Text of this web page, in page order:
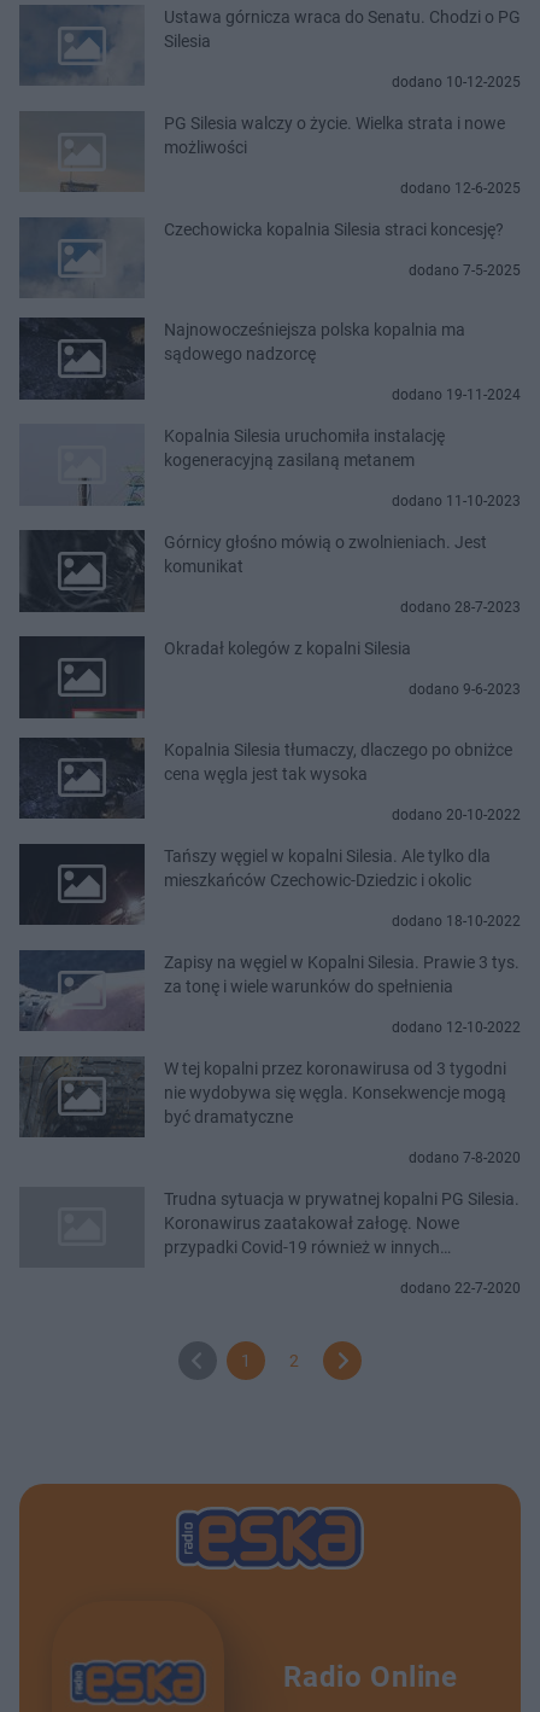
Ustawa górnicza wraca do Senatu. Chodzi o PG
Silesia
dodano 10-12-2025
PG Silesia walczy o życie. Wielka strata i nowe
możliwości
dodano 12-6-2025
Czechowicka kopalnia Silesia straci koncesję?
dodano 7-5-2025
Najnowocześniejsza polska kopalnia ma
sądowego nadzorcę
dodano 19-11-2024
Kopalnia Silesia uruchomiła instalację
kogeneracyjną zasilaną metanem
dodano 11-10-2023
Górnicy głośno mówią o zwolnieniach. Jest
komunikat
dodano 28-7-2023
Okradał kolegów z kopalni Silesia
dodano 9-6-2023
Kopalnia Silesia tłumaczy, dlaczego po obniżce
cena węgla jest tak wysoka
dodano 20-10-2022
Tańszy węgiel w kopalni Silesia. Ale tylko dla
mieszkańców Czechowic-Dziedzic i okolic
dodano 18-10-2022
Zapisy na węgiel w Kopalni Silesia. Prawie 3 tys.
za tonę i wiele warunków do spełnienia
dodano 12-10-2022
W tej kopalni przez koronawirusa od 3 tygodni
nie wydobywa się węgla. Konsekwencje mogą
być dramatyczne
dodano 7-8-2020
Trudna sytuacja w prywatnej kopalni PG Silesia.
Koronawirus zaatakował załogę. Nowe
przypadki Covid-19 również w innych
dodano 22-7-2020
1 2
Radio Online